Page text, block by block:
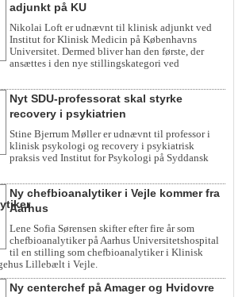
adjunkt på KU
Nikolai Loft er udnævnt til klinisk adjunkt ved
Institut for Klinisk Medicin på Københavns
Universitet. Dermed bliver han den første, der
ansættes i den nye stillingskategori ved
Nyt SDU-professorat skal styrke
recovery i psykiatrien
Stine Bjerrum Møller er udnævnt til professor i
klinisk psykologi og recovery i psykiatrisk
praksis ved Institut for Psykologi på Syddansk
Ny chefbioanalytiker i Vejle kommer fra
Aarhus
Lene Sofia Sørensen skifter efter fire år som
chefbioanalytiker på Aarhus Universitetshospital
til en stilling som chefbioanalytiker i Klinisk
Lillebælt i Vejle.
Ny centerchef på Amager og Hvidovre